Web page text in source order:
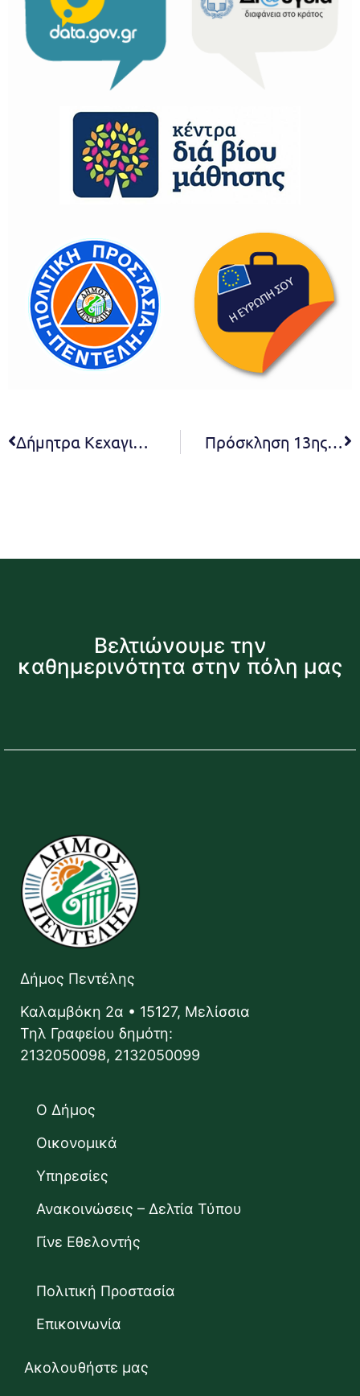
Δήμητρα Κεχαγιά: Θα έχουμε πάντα την πόλη μας καθαρή και περιποιημένη, παρά τις αντιδράσεις όσων έχουν ή εξυπηρετούν αντίθετα συμφέροντα Πρόσκληση 13ης έκτακτης συνεδρίασης Δ.Σ. 2020
Βελτιώνουμε την
καθημερινότητα στην πόλη μας
Δήμος Πεντέλης
Καλαμβόκη 2α • 15127, Μελίσσια
Τηλ Γραφείου δημότη:
2132050098, 2132050099
Ο Δήμος
Οικονομικά
Υπηρεσίες
Ανακοινώσεις – Δελτία Τύπου
Γίνε Εθελοντής
Πολιτική Προστασία
Επικοινωνία
Ακολουθήστε μας